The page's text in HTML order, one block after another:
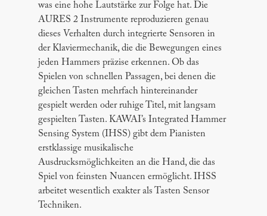
was eine hohe Lautstärke zur Folge hat. Die
AURES 2 Instrumente reproduzieren genau
dieses Verhalten durch integrierte Sensoren in
der Klaviermechanik, die die Bewegungen eines
jeden Hammers präzise erkennen. Ob das
Spielen von schnellen Passagen, bei denen die
gleichen Tasten mehrfach hintereinander
gespielt werden oder ruhige Titel, mit langsam
gespielten Tasten. KAWAI’s Integrated Hammer
Sensing System (IHSS) gibt dem Pianisten
erstklassige musikalische
Ausdrucksmöglichkeiten an die Hand, die das
Spiel von feinsten Nuancen ermöglicht. IHSS
arbeitet wesentlich exakter als Tasten Sensor
Techniken.